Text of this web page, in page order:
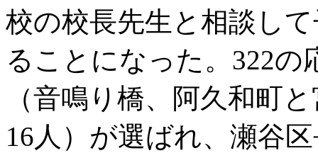
校の校長先生と相談し
ることになった。322
（音鳴り橋、阿久和町
16人）が選ばれ、瀬谷